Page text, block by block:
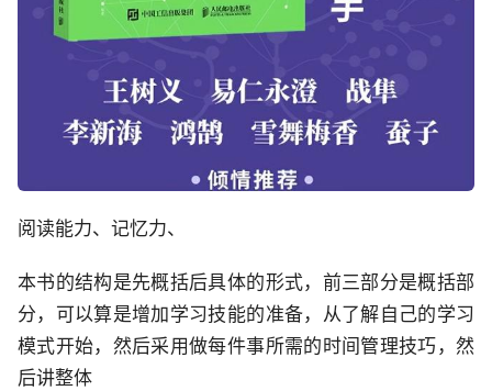
阅读能力、记忆力、
本书的结构是先概括后具体的形式，前三部分是概括部
分，可以算是增加学习技能的准备，从了解自己的学习
模式开始，然后采用做每件事所需的时间管理技巧，然
后讲整体